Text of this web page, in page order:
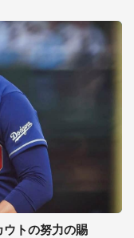
ウトの努力の賜